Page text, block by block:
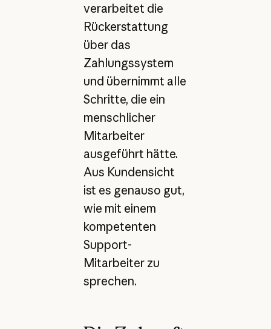
verarbeitet die
Rückerstattung
über das
Zahlungssystem
und übernimmt alle
Schritte, die ein
menschlicher
Mitarbeiter
ausgeführt hätte.
Aus Kundensicht
ist es genauso gut,
wie mit einem
kompetenten
Support-
Mitarbeiter zu
sprechen.